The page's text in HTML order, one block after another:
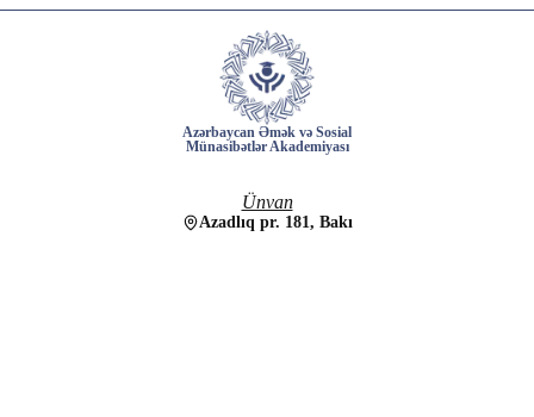
Azərbaycan Əmək və Sosial
Münasibətlər Akademiyası
Ünvan
Azadlıq pr. 181, Bakı